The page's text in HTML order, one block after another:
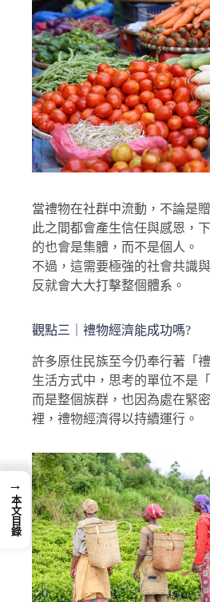
當禮物在社群中流動，不論是
此之間都會產生信任與感恩，
的也會是集體，而不是個人。
不過，這需要極強的社會共識
反就會大大打擊整個體系。
觀點三｜禮物經濟能成功嗎?
許多原住民族至今仍奉行著「
生活方式中，思考的單位不是
而是整個族群，也因為處在緊
裡，禮物經濟得以持續運行。
→
本文目錄